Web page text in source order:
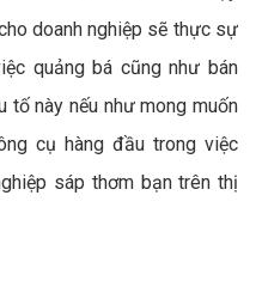
doanh nghiệp sẽ thực sự
quảng bá cũng như bán
tố này nếu như mong muốn
cụ hàng đầu trong việc
sáp thơm bạn trên thị